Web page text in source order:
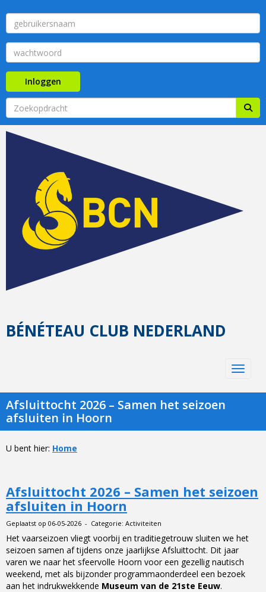
Inloggen
BÉNÉTEAU CLUB NEDERLAND
Afsluittocht 2026 – Samen het seizoen
afsluiten in Hoorn
U bent hier: Home
Afsluittocht 2026 – Samen het seizoen
afsluiten in Hoorn
Geplaatst op 06-05-2026 - Categorie: Activiteiten
Het vaarseizoen vliegt voorbij en traditiegetrouw sluiten we het
seizoen samen af tijdens onze jaarlijkse Afsluittocht. Dit jaar
varen we naar het sfeervolle Hoorn voor een gezellig nautisch
weekend, met als bijzonder programmaonderdeel een bezoek
aan het indrukwekkende Museum van de 21ste Eeuw.